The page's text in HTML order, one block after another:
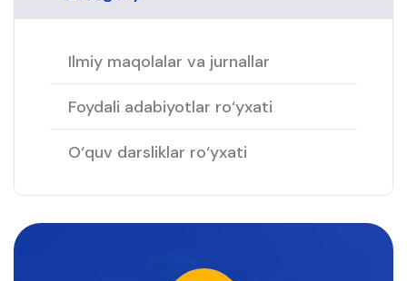
Ilmiy maqolalar va jurnallar
Foydali adabiyotlar ro‘yxati
O‘quv darsliklar ro‘yxati